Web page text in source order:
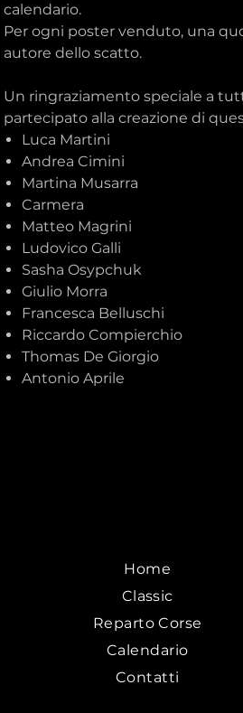
calendario.
Per ogni poster venduto, una
autore dello scatto.
Un ringraziamento speciale a
partecipato alla creazione di
Luca Martini
Andrea Cimini
Martina Musarra
Carmera
Matteo Magrini
Ludovico Galli
Sasha Osypchuk
Giulio Morra
Francesca Belluschi
Riccardo Compierchio
Thomas De Giorgio
Antonio Aprile
Home
Classic
Reparto Corse
Calendario
Contatti